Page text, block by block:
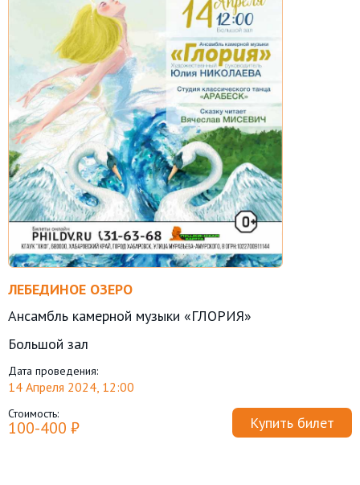
ЛЕБЕДИНОЕ ОЗЕРО
Ансамбль камерной музыки «ГЛОРИЯ»
Большой зал
Дата проведения:
14 Апреля 2024, 12:00
Стоимость:
100-400 ₽ Купить билет